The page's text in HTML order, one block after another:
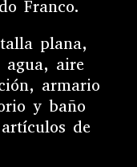
Franco.
plana,
agua, aire
armario
y baño
de